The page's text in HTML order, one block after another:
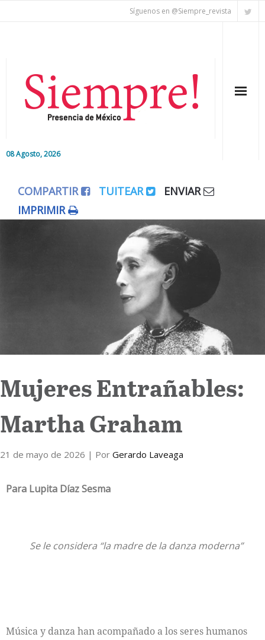
Síguenos en @Siempre_revista
08 Agosto, 2026
Editorial
COMPARTIR TUITEAR
ENVIAR
IMPRIMIR
Mujeres Entrañables:
Martha Graham
21 de mayo de 2026 | Por Gerardo Laveaga
Para Lupita Díaz Sesma
Se le considera “la madre de la danza moderna”
Música y danza han acompañado a los seres humanos